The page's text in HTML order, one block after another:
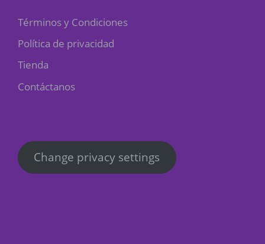
Términos y Condiciones
Política de privacidad
Tienda
Contáctanos
Change privacy settings